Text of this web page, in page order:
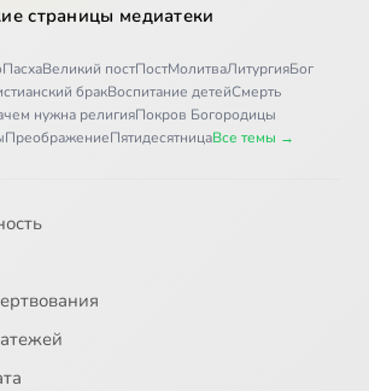
страницы медиатеки
ПасхаВеликий постПостМолитваЛитургияБог
бракВоспитание детейСмерть
нужна религияПокров Богородицы
ПреображениеПятидесятницаВсе темы →